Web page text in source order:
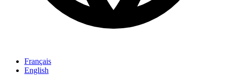
Français
English